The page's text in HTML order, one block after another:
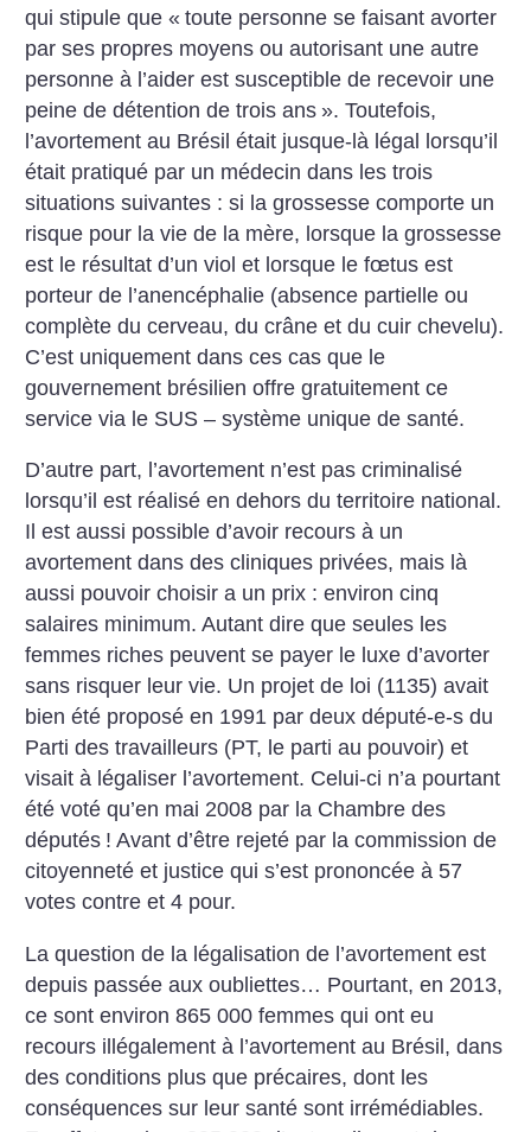
qui stipule que « toute personne se faisant avorter
par ses propres moyens ou autorisant une autre
personne à l’aider est susceptible de recevoir une
peine de détention de trois ans ». Toutefois,
l’avortement au Brésil était jusque-là légal lorsqu’il
était pratiqué par un médecin dans les trois
situations suivantes : si la grossesse comporte un
risque pour la vie de la mère, lorsque la grossesse
est le résultat d’un viol et lorsque le fœtus est
porteur de l’anencéphalie (absence partielle ou
complète du cerveau, du crâne et du cuir chevelu).
C’est uniquement dans ces cas que le
gouvernement brésilien offre gratuitement ce
service via le SUS – système unique de santé.
D’autre part, l’avortement n’est pas criminalisé
lorsqu’il est réalisé en dehors du territoire national.
Il est aussi possible d’avoir recours à un
avortement dans des cliniques privées, mais là
aussi pouvoir choisir a un prix : environ cinq
salaires minimum. Autant dire que seules les
femmes riches peuvent se payer le luxe d’avorter
sans risquer leur vie. Un projet de loi (1135) avait
bien été proposé en 1991 par deux député-e-s du
Parti des travailleurs (PT, le parti au pouvoir) et
visait à légaliser l’avortement. Celui-ci n’a pourtant
été voté qu’en mai 2008 par la Chambre des
députés ! Avant d’être rejeté par la commission de
citoyenneté et justice qui s’est prononcée à 57
votes contre et 4 pour.
La question de la légalisation de l’avortement est
depuis passée aux oubliettes… Pourtant, en 2013,
ce sont environ 865 000 femmes qui ont eu
recours illégalement à l’avortement au Brésil, dans
des conditions plus que précaires, dont les
conséquences sur leur santé sont irrémédiables.